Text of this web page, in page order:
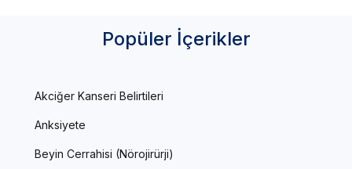
Popüler İçerikler
Akciğer Kanseri Belirtileri
Anksiyete
Beyin Cerrahisi (Nörojirürji)